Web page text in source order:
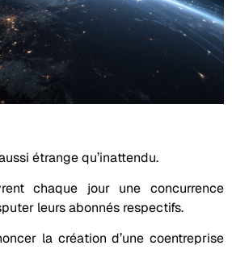
étrange qu’inattendu.
chaque jour une concurrence
leurs abonnés respectifs.
la création d’une coentreprise